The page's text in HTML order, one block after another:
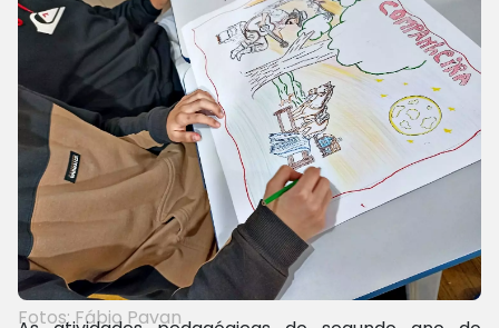
Fotos: Fábio Pavan